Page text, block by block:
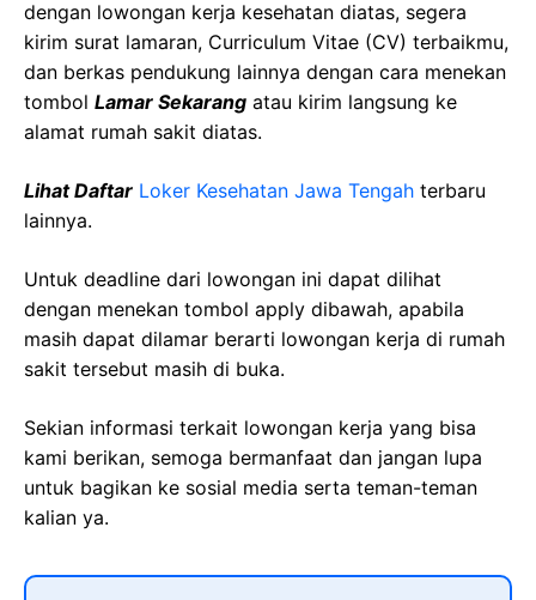
dengan lowongan kerja kesehatan diatas, segera
kirim surat lamaran, Curriculum Vitae (CV) terbaikmu,
dan berkas pendukung lainnya dengan cara menekan
tombol Lamar Sekarang atau kirim langsung ke
alamat rumah sakit diatas.
Lihat Daftar Loker Kesehatan Jawa Tengah terbaru
lainnya.
Untuk deadline dari lowongan ini dapat dilihat
dengan menekan tombol apply dibawah, apabila
masih dapat dilamar berarti lowongan kerja di rumah
sakit tersebut masih di buka.
Sekian informasi terkait lowongan kerja yang bisa
kami berikan, semoga bermanfaat dan jangan lupa
untuk bagikan ke sosial media serta teman-teman
kalian ya.